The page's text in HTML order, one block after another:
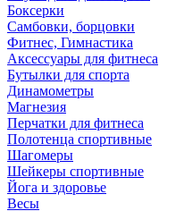
Боксерки
Самбовки, борцовки
Фитнес, Гимнастика
Аксессуары для фитнеса
Бутылки для спорта
Динамометры
Магнезия
Перчатки для фитнеса
Полотенца спортивные
Шагомеры
Шейкеры спортивные
Йога и здоровье
Весы